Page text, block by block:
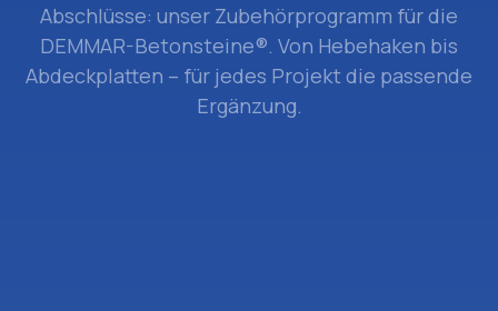
Abschlüsse: unser Zubehörprogramm für die
DEMMAR-Betonsteine®. Von Hebehaken bis
Abdeckplatten – für jedes Projekt die passende
Ergänzung.